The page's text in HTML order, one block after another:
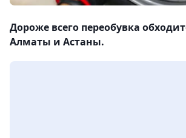
Дороже всего переобувка
Алматы и Астаны.